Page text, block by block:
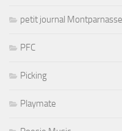
petit journal Montparnasse
PFC
Picking
Playmate